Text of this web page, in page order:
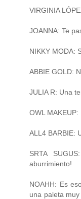
VIRGINIA
JOANNA: Te
NIKKY MODA:
ABBIE GOLD:
JULIA R: Una
OWL
ALL4 BARBIE:
SRTA
aburrimiento!
NOAHH: Es
una paleta